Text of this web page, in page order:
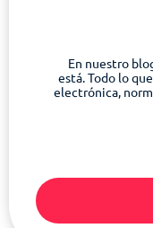
En nuestro
está. Todo lo
electrónica,